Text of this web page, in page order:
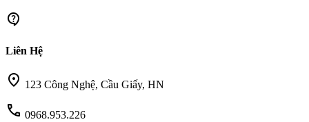
contact_support
Liên Hệ
location_on 123 Công Nghệ, Cầu Giấy, HN
call 0968.953.226